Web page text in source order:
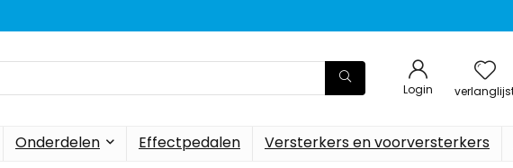
Login
Onderdelen Effectpedalen Versterkers en voorversterkers